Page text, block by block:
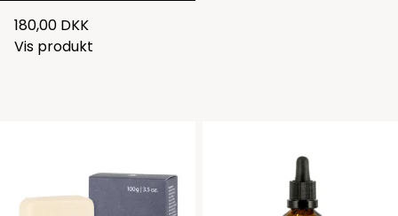
180,00 DKK
Vis produkt